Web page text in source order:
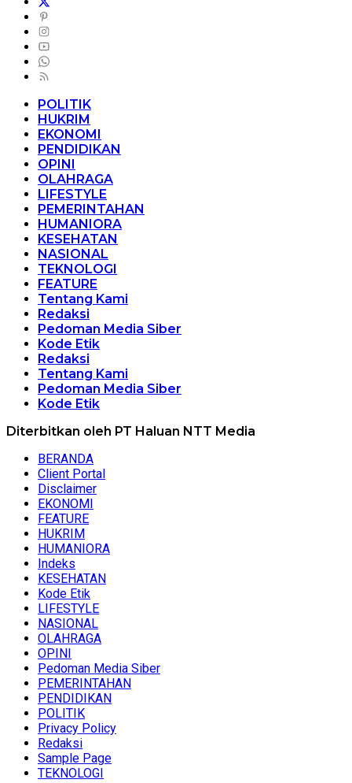
POLITIK
HUKRIM
EKONOMI
PENDIDIKAN
OPINI
OLAHRAGA
LIFESTYLE
PEMERINTAHAN
HUMANIORA
KESEHATAN
NASIONAL
TEKNOLOGI
FEATURE
Tentang Kami
Redaksi
Pedoman Media Siber
Kode Etik
Redaksi
Tentang Kami
Pedoman Media Siber
Kode Etik
Diterbitkan oleh PT Haluan NTT Media
BERANDA
Client Portal
Disclaimer
EKONOMI
FEATURE
HUKRIM
HUMANIORA
Indeks
KESEHATAN
Kode Etik
LIFESTYLE
NASIONAL
OLAHRAGA
OPINI
Pedoman Media Siber
PEMERINTAHAN
PENDIDIKAN
POLITIK
Privacy Policy
Redaksi
Sample Page
TEKNOLOGI